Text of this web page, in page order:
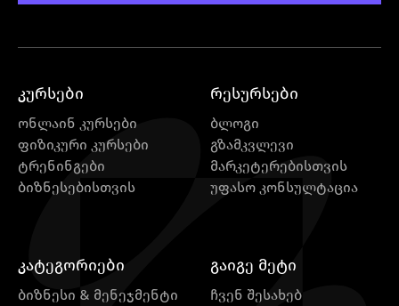
კურსები
ონლაინ კურსები
ფიზიკური კურსები
ტრენინგები
ბიზნესებისთვის
რესურსები
ბლოგი
გზამკვლევი
მარკეტერებისთვის
უფასო კონსულტაცია
კატეგორიები
ბიზნესი & მენეჯმენტი
გაიგე მეტი
ჩვენ შესახებ